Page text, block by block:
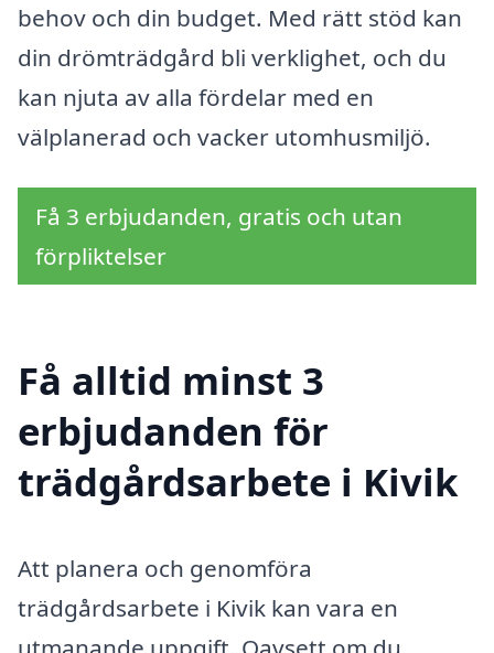
behov och din budget. Med rätt stöd kan
din drömträdgård bli verklighet, och du
kan njuta av alla fördelar med en
välplanerad och vacker utomhusmiljö.
Få 3 erbjudanden, gratis och utan
förpliktelser
Få alltid minst 3
erbjudanden för
trädgårdsarbete i Kivik
Att planera och genomföra
trädgårdsarbete i Kivik kan vara en